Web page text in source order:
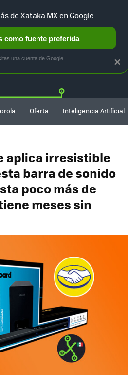
MERCADO LIBRE
Oferta Inteligencia Artificial
aplica irresistible
barra de sonido
poco más de
meses sin
×
de Xataka MX en Google
como fuente preferida
una cuenta de Google